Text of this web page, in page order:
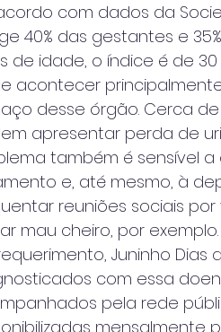
com dados da
40% das gestantes e
de idade, o índice é de
acontecer
desse órgão. Cerca
apresentar perda de
também é sensível
e, até mesmo, à
reuniões sociais
mau cheiro, por exemplo.
Juninho
com essa
pela rede
mensalmente